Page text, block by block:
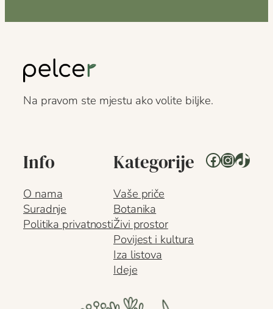
Na pravom ste mjestu ako volite biljke.
Info
O nama
Suradnje
Politika privatnosti
Kategorije
Vaše priče
Botanika
Živi prostor
Povijest i kultura
Iza listova
Ideje
Facebook